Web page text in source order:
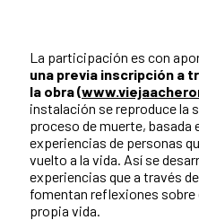
La participación es con
una previa inscripción a
la obra (
instalación se reproduce la
proceso de muerte, basada
experiencias de personas
vuelto a la vida. Así se
experiencias que a través
fomentan reflexiones sobre
propia vida.